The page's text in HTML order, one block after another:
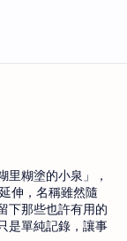
里糊塗的小泉」，
伸，名稱雖然隨
下那些也許有用的
是單純記錄，讓事